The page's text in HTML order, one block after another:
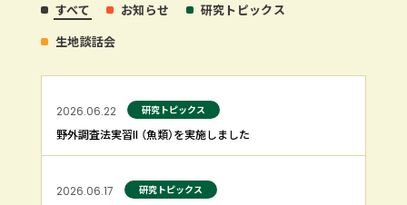
すべて お知らせ
研究トピックス
生地談話会
2026.06.22 研究トピックス
野外調査法実習II （魚類）を実施しました
2026.06.17 研究トピックス